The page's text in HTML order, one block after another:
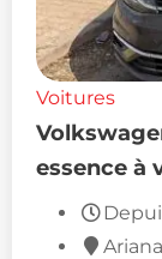
Voitures
essence à
Ariana